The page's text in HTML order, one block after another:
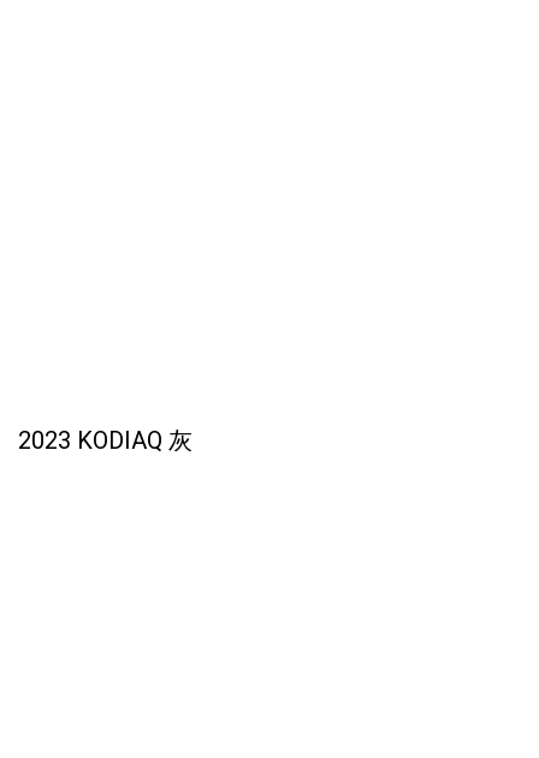
2023 KODIAQ 灰